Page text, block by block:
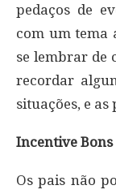
pedaços de
com um tema
se lembrar de
recordar
situações, e as
Incentive Bons
Os pais não